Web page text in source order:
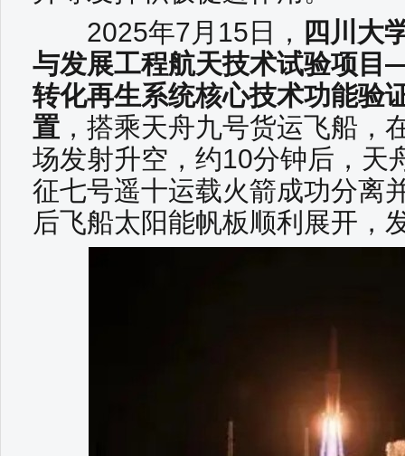
2025年7月15日，
四川大
与发展工程航天技术试验项
转化再生系统核心技术功能验
置 ，搭乘天舟九号货运飞船，
场发射升空，约10分钟后，天
征七号遥十运载火箭成功分离
后飞船太阳能帆板顺利展开，